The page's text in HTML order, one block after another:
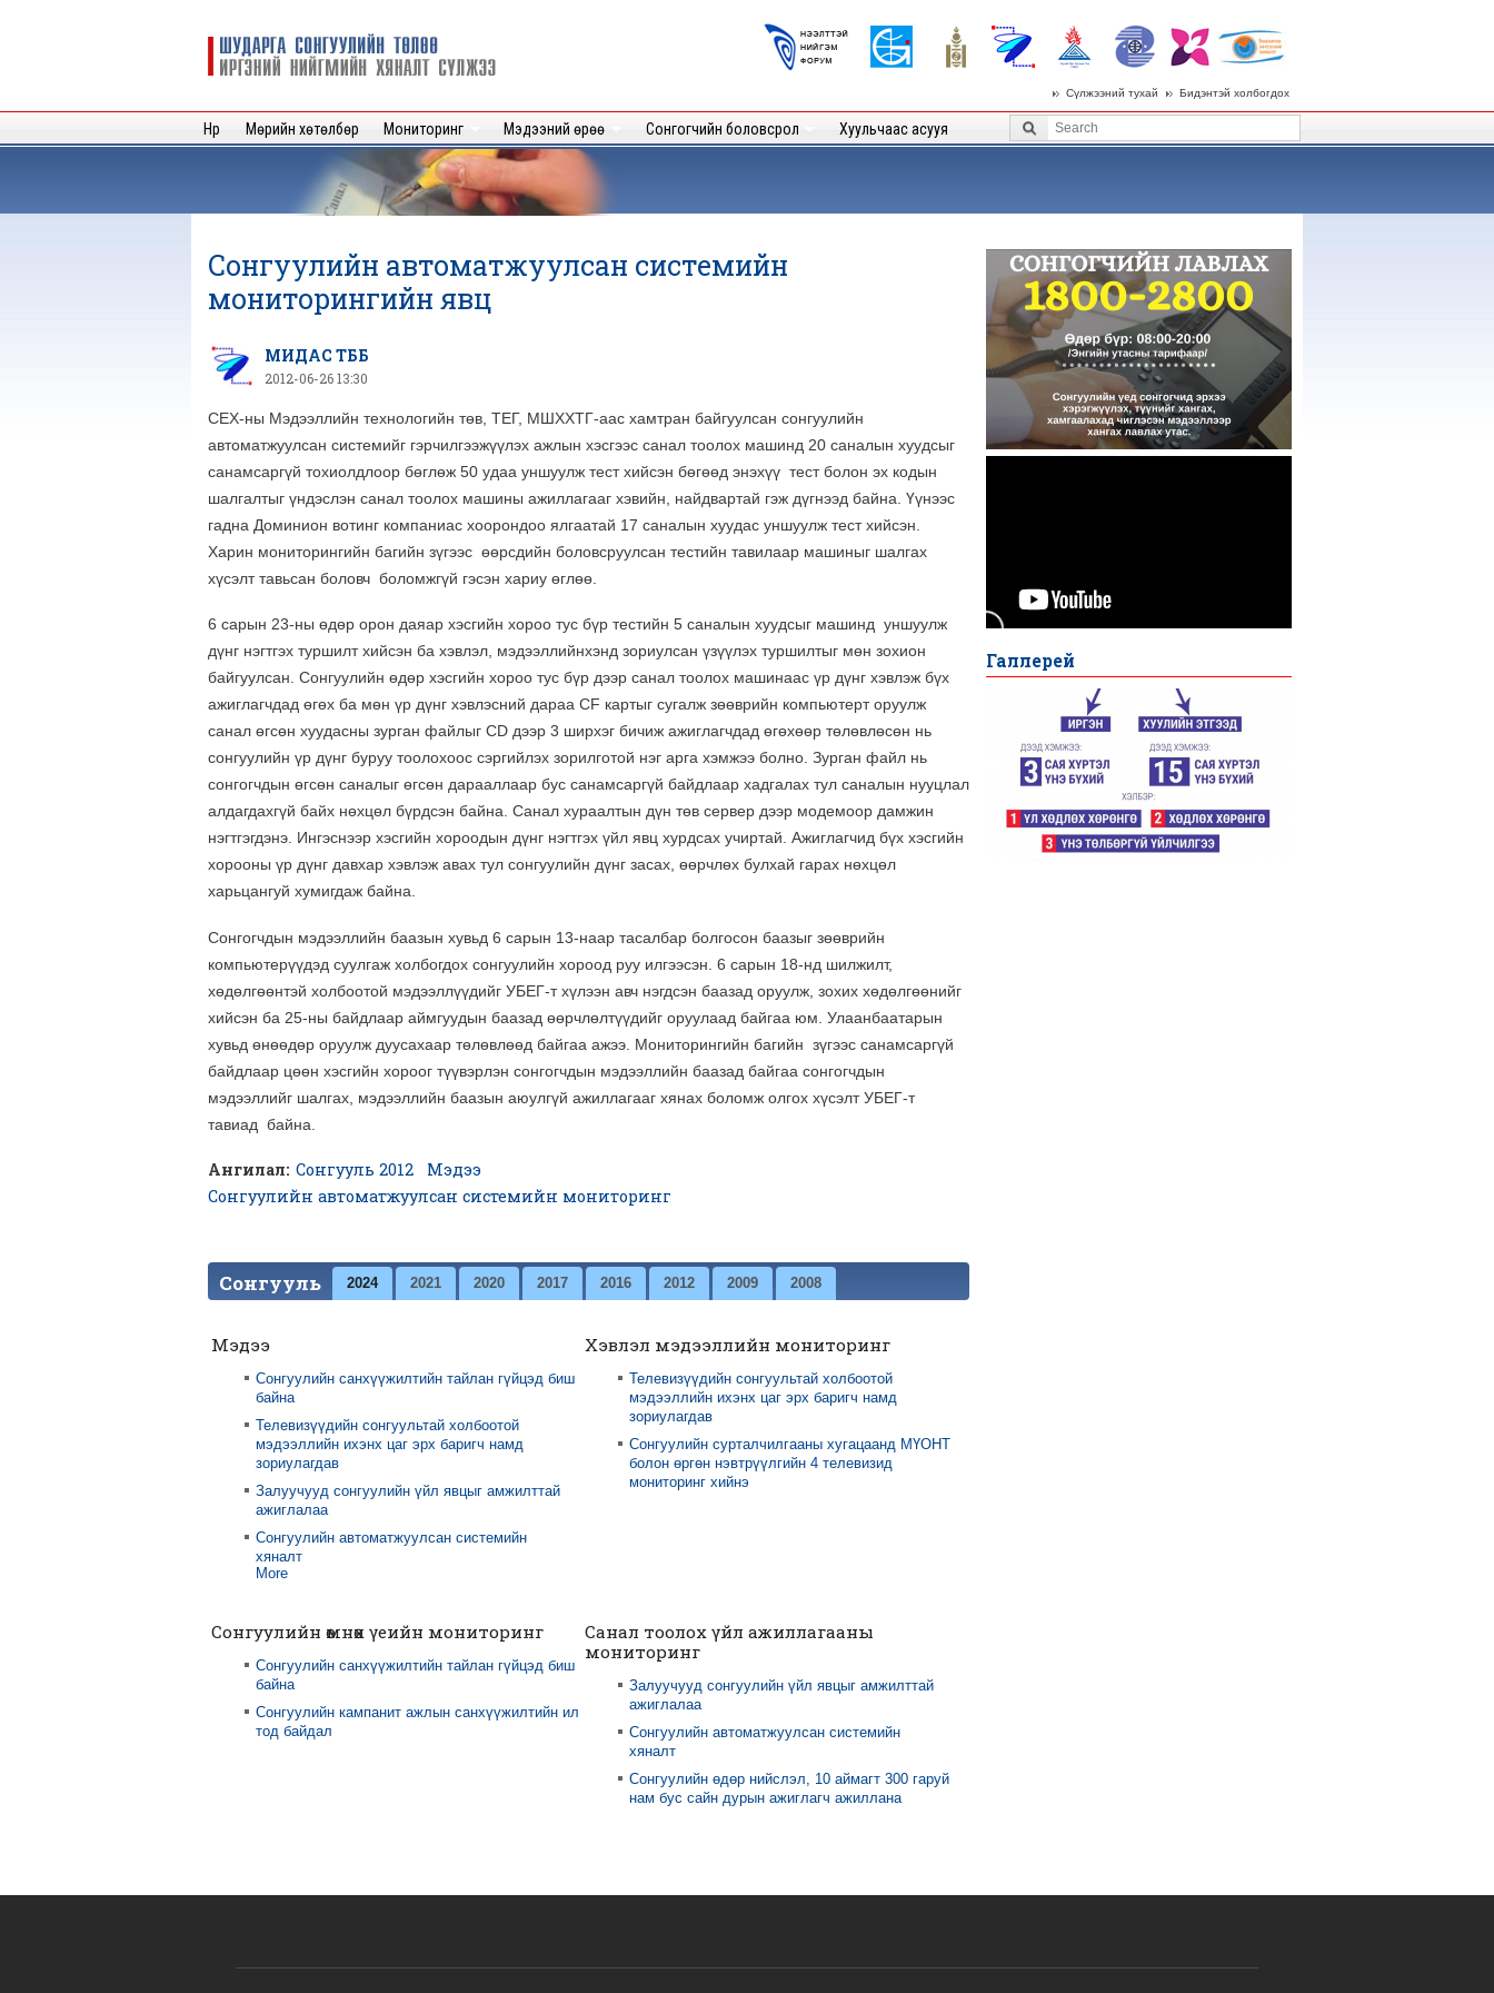
Шударга
сонгуулийн
нийгмийн
хяналт
Logos
Бидэнтэй холбогдох
Сүлжээний тухай
Нүүр Мөрийн хөтөлбөр Мониторинг Мэдээний өрөө Сонгогчийн боловсрол Хуульчаас асууя
Search form
Сонгуулийн автоматжуулсан системийн
мониторингийн явц
МИДАС ТББ
2012-06-26 13:30
СЕХ-ны Мэдээллийн технологийн төв, ТЕГ, МШХХТГ-аас хамтран байгуулсан сонгуулийн
автоматжуулсан системийг гэрчилгээжүүлэх ажлын хэсгээс санал тоолох машинд 20 саналын хуудсыг
санамсаргүй тохиолдлоор бөглөж 50 удаа уншуулж тест хийсэн бөгөөд энэхүү тест болон эх кодын
шалгалтыг үндэслэн санал тоолох машины ажиллагааг хэвийн, найдвартай гэж дүгнээд байна. Үүнээс
гадна Доминион вотинг компаниас хоорондоо ялгаатай 17 саналын хуудас уншуулж тест хийсэн.
Харин мониторингийн багийн зүгээс өөрсдийн боловсруулсан тестийн тавилаар машиныг шалгах
хүсэлт тавьсан боловч боломжгүй гэсэн хариу өглөө.
6 сарын 23-ны өдөр орон даяар хэсгийн хороо тус бүр тестийн 5 саналын хуудсыг машинд уншуулж
дүнг нэгтгэх туршилт хийсэн ба хэвлэл, мэдээллийнхэнд зориулсан үзүүлэх туршилтыг мөн зохион
байгуулсан. Сонгуулийн өдөр хэсгийн хороо тус бүр дээр санал тоолох машинаас үр дүнг хэвлэж бүх
ажиглагчдад өгөх ба мөн үр дүнг хэвлэсний дараа CF картыг сугалж зөөврийн компьютерт оруулж
санал өгсөн хуудасны зурган файлыг CD дээр 3 ширхэг бичиж ажиглагчдад өгөхөөр төлөвлөсөн нь
сонгуулийн үр дүнг буруу тоолохоос сэргийлэх зорилготой нэг арга хэмжээ болно. Зурган файл нь
сонгогчдын өгсөн саналыг өгсөн дарааллаар бус санамсаргүй байдлаар хадгалах тул саналын нууцлал
алдагдахгүй байх нөхцөл бүрдсэн байна. Санал хураалтын дүн төв сервер дээр модемоор дамжин
нэгтгэгдэнэ. Ингэснээр хэсгийн хороодын дүнг нэгтгэх үйл явц хурдсах учиртай. Ажиглагчид бүх хэсгийн
хорооны үр дүнг давхар хэвлэж авах тул сонгуулийн дүнг засах, өөрчлөх булхай гарах нөхцөл
харьцангуй хумигдаж байна.
Сонгогчдын мэдээллийн баазын хувьд 6 сарын 13-наар тасалбар болгосон баазыг зөөврийн
компьютерүүдэд суулгаж холбогдох сонгуулийн хороод руу илгээсэн. 6 сарын 18-нд шилжилт,
хөдөлгөөнтэй холбоотой мэдээллүүдийг УБЕГ-т хүлээн авч нэгдсэн баазад оруулж, зохих хөдөлгөөнийг
хийсэн ба 25-ны байдлаар аймгуудын баазад өөрчлөлтүүдийг оруулаад байгаа юм. Улаанбаатарын
хувьд өнөөдөр оруулж дуусахаар төлөвлөөд байгаа ажээ. Мониторингийн багийн зүгээс санамсаргүй
байдлаар цөөн хэсгийн хороог түүвэрлэн сонгогчдын мэдээллийн баазад байгаа сонгогчдын
мэдээллийг шалгах, мэдээллийн баазын аюулгүй ажиллагааг хянах боломж олгох хүсэлт УБЕГ-т
тавиад байна.
Ангилал: Сонгууль 2012
Мэдээ
Сонгуулийн автоматжуулсан системийн мониторинг
Сонгууль 2024 2021 2020 2017 2016 2012 2009 2008
Мэдээ
Сонгуулийн санхүүжилтийн тайлан гүйцэд биш
байна
Телевизүүдийн сонгуультай холбоотой
мэдээллийн ихэнх цаг эрх баригч намд
зориулагдав
Залуучууд сонгуулийн үйл явцыг амжилттай
ажиглалаа
Сонгуулийн автоматжуулсан системийн
хяналт
More
Хэвлэл мэдээллийн мониторинг
Телевизүүдийн сонгуультай холбоотой
мэдээллийн ихэнх цаг эрх баригч намд
зориулагдав
Сонгуулийн сурталчилгааны хугацаанд МҮОНТ
болон өргөн нэвтрүүлгийн 4 телевизид
мониторинг хийнэ
Сонгуулийн өмнөх үеийн мониторинг
Сонгуулийн санхүүжилтийн тайлан гүйцэд биш
байна
Сонгуулийн кампанит ажлын санхүүжилтийн ил
тод байдал
Санал тоолох үйл ажиллагааны
мониторинг
Залуучууд сонгуулийн үйл явцыг амжилттай
ажиглалаа
Сонгуулийн автоматжуулсан системийн
хяналт
Сонгуулийн өдөр нийслэл, 10 аймагт 300 гаруй
нам бус сайн дурын ажиглагч ажиллана
.
Галлерей